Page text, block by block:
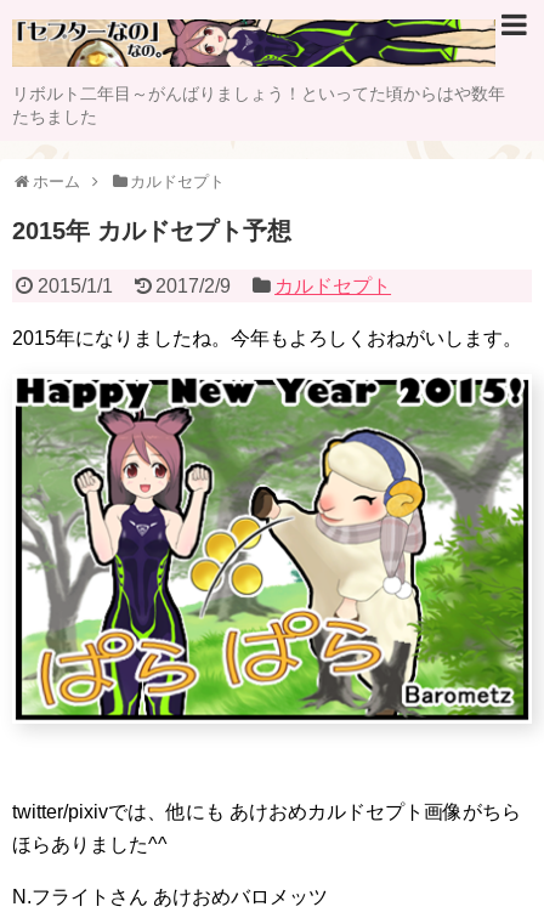
リボルト二年目～がんばりましょう！といってた頃からはや数年
たちました
ホーム カルドセプト
2015年 カルドセプト予想
2015/1/1 2017/2/9 カルドセプト
2015年になりましたね。今年もよろしくおねがいします。
twitter/pixivでは、他にも あけおめカルドセプト画像がちら
ほらありました^^
N.フライトさん あけおめバロメッツ